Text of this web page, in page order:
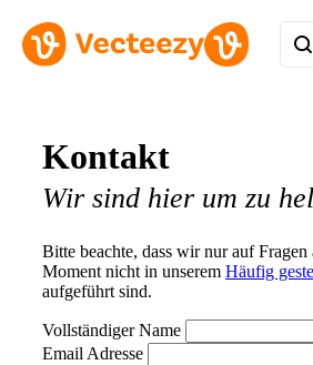
Kontakt
Wir sind hier um zu
Bitte beachte, dass wir nur auf
Moment nicht in unserem Häufig
aufgeführt sind.
Vollständiger Name
Email Adresse